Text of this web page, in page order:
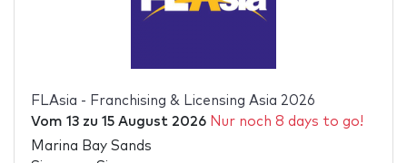
FLAsia - Franchising & Licensing Asia 2026
Vom 13zu 15 August 2026 Nur noch 8 days to go!
Marina Bay Sands